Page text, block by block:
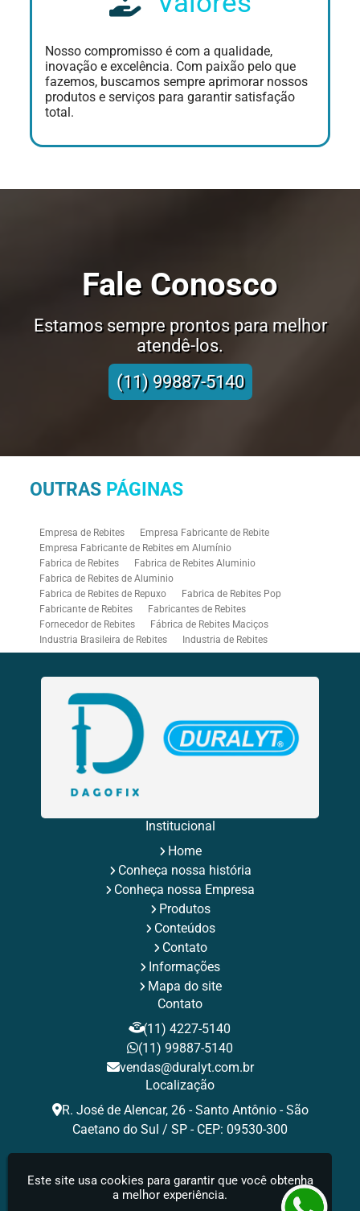
Nosso compromisso é com a qualidade,
inovação e excelência. Com paixão pelo que
fazemos, buscamos sempre aprimorar nossos
produtos e serviços para garantir satisfação
total.
Fale Conosco
Estamos sempre prontos para melhor
atendê-los.
(11) 99887-5140
OUTRAS PÁGINAS
Empresa de Rebites
Empresa Fabricante de Rebite
Empresa Fabricante de Rebites em Alumínio
Fabrica de Rebites
Fabrica de Rebites Aluminio
Fabrica de Rebites de Aluminio
Fabrica de Rebites de Repuxo
Fabrica de Rebites Pop
Fabricante de Rebites
Fabricantes de Rebites
Fornecedor de Rebites
Fábrica de Rebites Maciços
Industria Brasileira de Rebites
Industria de Rebites
Rebitadeira Industrial
Rebitadeira Pneumática
Rebite Aluminio Branco
Rebite de Repuxo Aluminio
Rebite de Repuxo Aço Inox
Rebite de Repuxo com Rosca
Rebite de Repuxo Estrutural
Rebite de Repuxo Inox
Rebite de Repuxo Tamanhos
Rebite Inox
Rebite Mega Grip
Rebite Multigrip
Rebite Orlock
Rebites Aba Larga
Rebites Estruturais
Rebites para Fixação Industrial
Rebites Pop
Rebites Pop de Aluminio
Rebites Repuxo
Rebites Tubulares
Tamanhos de Rebites Pop
Tipos de Rebites de Repuxo
Institucional
Home
Conheça nossa história
Conheça nossa Empresa
Produtos
Conteúdos
Contato
Informações
Mapa do site
Contato
(11) 4227-5140
(11) 99887-5140
vendas@duralyt.com.br
Localização
R. José de Alencar, 26 - Santo Antônio - São
Caetano do Sul / SP - CEP: 09530-300
Este site usa cookies para garantir que você obtenha
a melhor experiência.